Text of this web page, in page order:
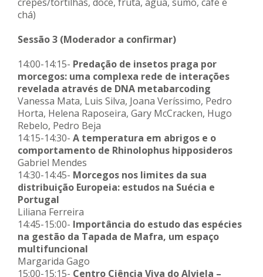
chá)
Sessão 3 (Moderador a confirmar)
14:00-14:15- Predação de insetos praga por
morcegos: uma complexa rede de interações
revelada através de DNA metabarcoding
Vanessa Mata, Luis Silva, Joana Veríssimo, Pedro
Horta, Helena Raposeira, Gary McCracken, Hugo
Rebelo, Pedro Beja
14:15-14:30- A temperatura em abrigos e o
comportamento de Rhinolophus hipposideros
Gabriel Mendes
14:30-14:45- Morcegos nos limites da sua
distribuição Europeia: estudos na Suécia e
Portugal
Liliana Ferreira
14:45-15:00- Importância do estudo das espécies
na gestão da Tapada de Mafra, um espaço
multifuncional
Margarida Gago
15:00-15:15- Centro Ciência Viva do Alviela –